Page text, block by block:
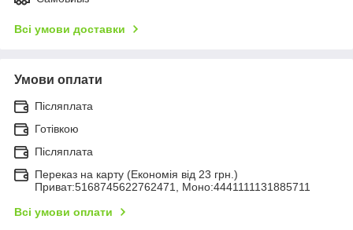
Всі умови доставки
Умови оплати
Післяплата
Готівкою
Післяплата
Переказ на карту (Економія від 23 грн.)
Приват:5168745622762471, Моно:4441111131885711
Всі умови оплати